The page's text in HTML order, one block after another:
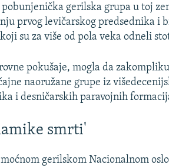
gerilska grupa u toj
prvog levičarskog predsednika i
su za više od pola veka odneli
pokušaje, mogla da
naoružane grupe iz
i desničarskih paravojnih
smrti'
gerilskom Nacionalnom